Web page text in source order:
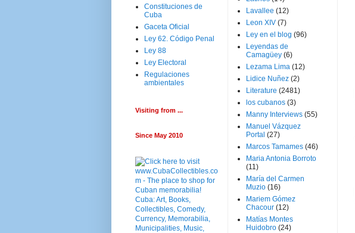
Constituciones de
Cuba
Gaceta Oficial
Ley 62. Código Penal
Ley 88
Ley Electoral
Regulaciones
ambientales
Visiting from ...
Since May 2010
Lavallee (12)
Leon XIV (7)
Ley en el blog (96)
Leyendas de
Camagüey (6)
Lezama Lima (12)
Lidice Nuñez (2)
Literature (2481)
los cubanos (3)
Manny Interviews (55)
Manuel Vázquez
Portal (27)
Marcos Tamames (46)
Maria Antonia Borroto
(11)
María del Carmen
Muzio (16)
Mariem Gómez
Chacour (12)
Matías Montes
Huidobro (24)